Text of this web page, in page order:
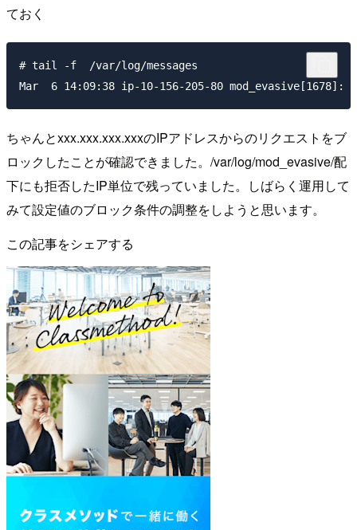
ておく
# tail -f  /var/log/messages
ちゃんとxxx.xxx.xxx.xxxのIPアドレスからのリクエストをブ
ロックしたことが確認できました。/var/log/mod_evasive/配
下にも拒否したIP単位で残っていました。しばらく運用して
みて設定値のブロック条件の調整をしようと思います。
この記事をシェアする